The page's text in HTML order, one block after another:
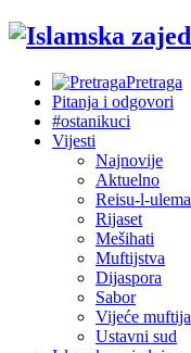
Pretraga
Pitanja i odgovori
#ostanikuci
Vijesti
Najnovije
Aktuelno
Reisu-l-ulema
Rijaset
Mešihati
Muftijstva
Dijaspora
Sabor
Vijeće muftija
Ustavni sud